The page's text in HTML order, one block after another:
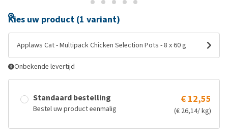
Kies uw product (1 variant)
Applaws Cat - Multipack Chicken Selection Pots - 8 x 60 g
Onbekende levertijd
Standaard bestelling
Bestel uw product eenmalig
€ 12,55
(€ 26,14/ kg)